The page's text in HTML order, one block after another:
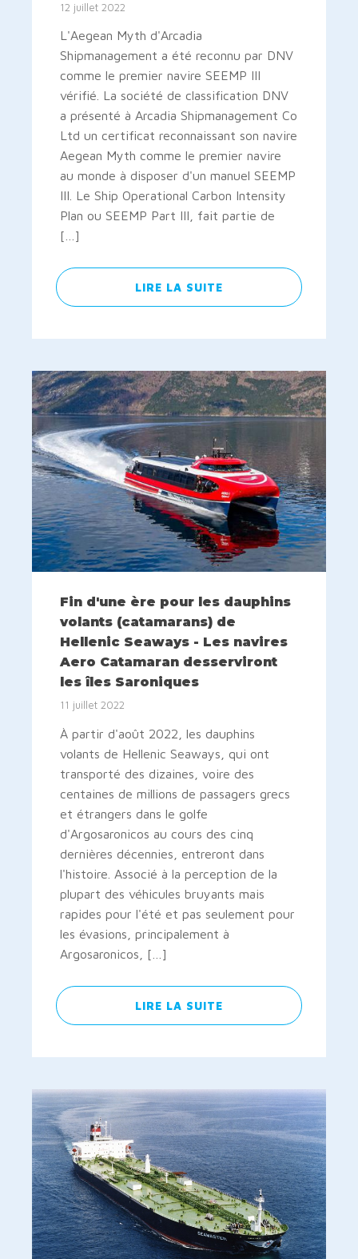
12 juillet 2022
L'Aegean Myth d'Arcadia
Shipmanagement a été reconnu par DNV
comme le premier navire SEEMP III
vérifié. La société de classification DNV
a présenté à Arcadia Shipmanagement Co
Ltd un certificat reconnaissant son navire
Aegean Myth comme le premier navire
au monde à disposer d'un manuel SEEMP
III. Le Ship Operational Carbon Intensity
Plan ou SEEMP Part III, fait partie de
[…]
LIRE LA SUITE
Fin d'une ère pour les dauphins
volants (catamarans) de
Hellenic Seaways - Les navires
Aero Catamaran desserviront
les îles Saroniques
11 juillet 2022
À partir d'août 2022, les dauphins
volants de Hellenic Seaways, qui ont
transporté des dizaines, voire des
centaines de millions de passagers grecs
et étrangers dans le golfe
d'Argosaronicos au cours des cinq
dernières décennies, entreront dans
l'histoire. Associé à la perception de la
plupart des véhicules bruyants mais
rapides pour l'été et pas seulement pour
les évasions, principalement à
Argosaronicos, […]
LIRE LA SUITE